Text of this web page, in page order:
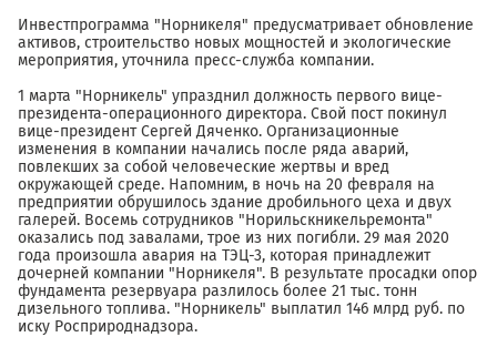
Инвестпрограмма "Норникеля" предусматривает обновление
активов, строительство новых мощностей и экологические
мероприятия, уточнила пресс-служба компании.
1 марта "Норникель" упразднил должность первого вице-
президента-операционного директора. Свой пост покинул
вице-президент Сергей Дяченко. Организационные
изменения в компании начались после ряда аварий,
повлекших за собой человеческие жертвы и вред
окружающей среде. Напомним, в ночь на 20 февраля на
предприятии обрушилось здание дробильного цеха и двух
галерей. Восемь сотрудников "Норильскникельремонта"
оказались под завалами, трое из них погибли. 29 мая 2020
года произошла авария на ТЭЦ-3, которая принадлежит
дочерней компании "Норникеля". В результате просадки опор
фундамента резервуара разлилось более 21 тыс. тонн
дизельного топлива. "Норникель" выплатил 146 млрд руб. по
иску Росприроднадзора.